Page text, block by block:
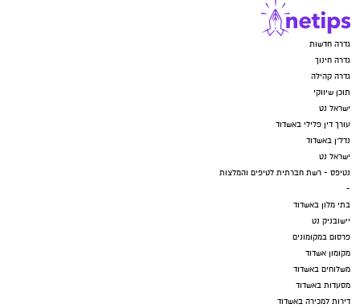
גדרה חדשות
גדרה חינוך
גדרה קהילה
תוכן שיווקי
ישראל נט
עורך דין פלילי באשדוד
נדל"ן באשדוד
ישראל נט
נטיפס - רשת חברתית לטיפים והמלצות
-
בתי מלון באשדוד
יישובניק נט
פרסום במקומונים
מקומון אשדוד
משלוחים באשדוד
מסעדות באשדוד
דירות למכירה באשדוד